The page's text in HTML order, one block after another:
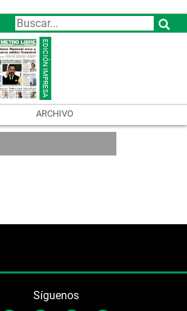
ARCHIVO
Síguenos